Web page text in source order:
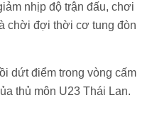
nhịp độ trận đấu, chơi
chời đợi thời cơ tung đòn
dứt điểm trong vòng cấm
thủ môn U23 Thái Lan.